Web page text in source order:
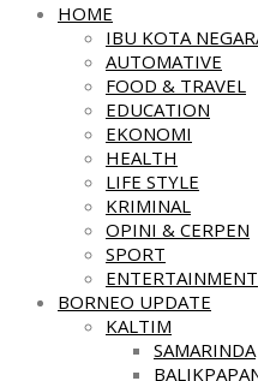
HOME
IBU KOTA
AUTOMATIVE
FOOD & TRAVEL
EDUCATION
EKONOMI
HEALTH
LIFE STYLE
KRIMINAL
OPINI & CERPEN
SPORT
ENTERTAINMENT
BORNEO UPDATE
KALTIM
SAMARINDA